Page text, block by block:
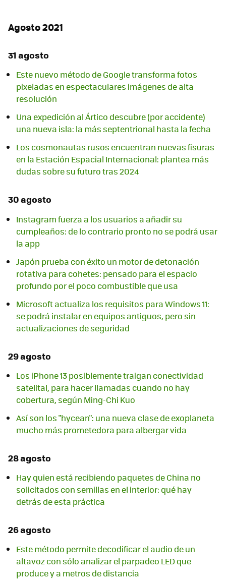
Agosto 2021
31 agosto
Este nuevo método de Google transforma fotos
pixeladas en espectaculares imágenes de alta
resolución
Una expedición al Ártico descubre (por accidente)
una nueva isla: la más septentrional hasta la fecha
Los cosmonautas rusos encuentran nuevas fisuras
en la Estación Espacial Internacional: plantea más
dudas sobre su futuro tras 2024
30 agosto
Instagram fuerza a los usuarios a añadir su
cumpleaños: de lo contrario pronto no se podrá usar
la app
Japón prueba con éxito un motor de detonación
rotativa para cohetes: pensado para el espacio
profundo por el poco combustible que usa
Microsoft actualiza los requisitos para Windows 11:
se podrá instalar en equipos antiguos, pero sin
actualizaciones de seguridad
29 agosto
Los iPhone 13 posiblemente traigan conectividad
satelital, para hacer llamadas cuando no hay
cobertura, según Ming-Chi Kuo
Así son los "hycean": una nueva clase de exoplaneta
mucho más prometedora para albergar vida
28 agosto
Hay quien está recibiendo paquetes de China no
solicitados con semillas en el interior: qué hay
detrás de esta práctica
26 agosto
Este método permite decodificar el audio de un
altavoz con sólo analizar el parpadeo LED que
produce y a metros de distancia